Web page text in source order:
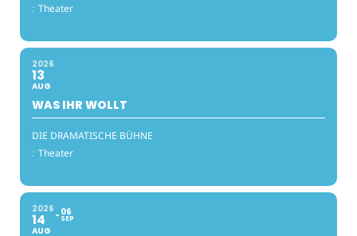
: Theater
2026
13
AUG
WAS IHR WOLLT
DIE DRAMATISCHE BÜHNE
: Theater
2026
14
AUG
06
SEP